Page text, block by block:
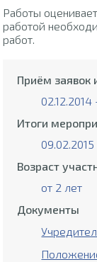
Работы
работой
работ.
Приём заявок
02.12.2014
Итоги
09.02.2015
Возраст
от 2 лет
Документы